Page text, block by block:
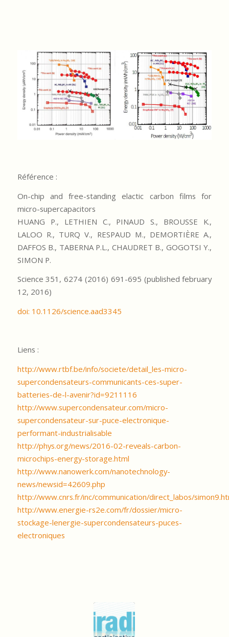
Référence :
On-chip and free-standing elactic carbon films for
micro-supercapacitors
HUANG P., LETHIEN C., PINAUD S., BROUSSE K.,
LALOO R., TURQ V., RESPAUD M., DEMORTIÈRE A.,
DAFFOS B., TABERNA P.L., CHAUDRET B., GOGOTSI Y.,
SIMON P.
Science 351, 6274 (2016) 691-695 (published february
12, 2016)
doi: 10.1126/science.aad3345
Liens :
http://www.rtbf.be/info/societe/detail_les-micro-
supercondensateurs-communicants-ces-super-
batteries-de-l-avenir?id=9211116
http://www.supercondensateur.com/micro-
supercondensateur-sur-puce-electronique-
performant-industrialisable
http://phys.org/news/2016-02-reveals-carbon-
microchips-energy-storage.html
http://www.nanowerk.com/nanotechnology-
news/newsid=42609.php
http://www.cnrs.fr/inc/communication/direct_labos/
http://www.energie-rs2e.com/fr/dossier/micro-
stockage-lenergie-supercondensateurs-puces-
electroniques